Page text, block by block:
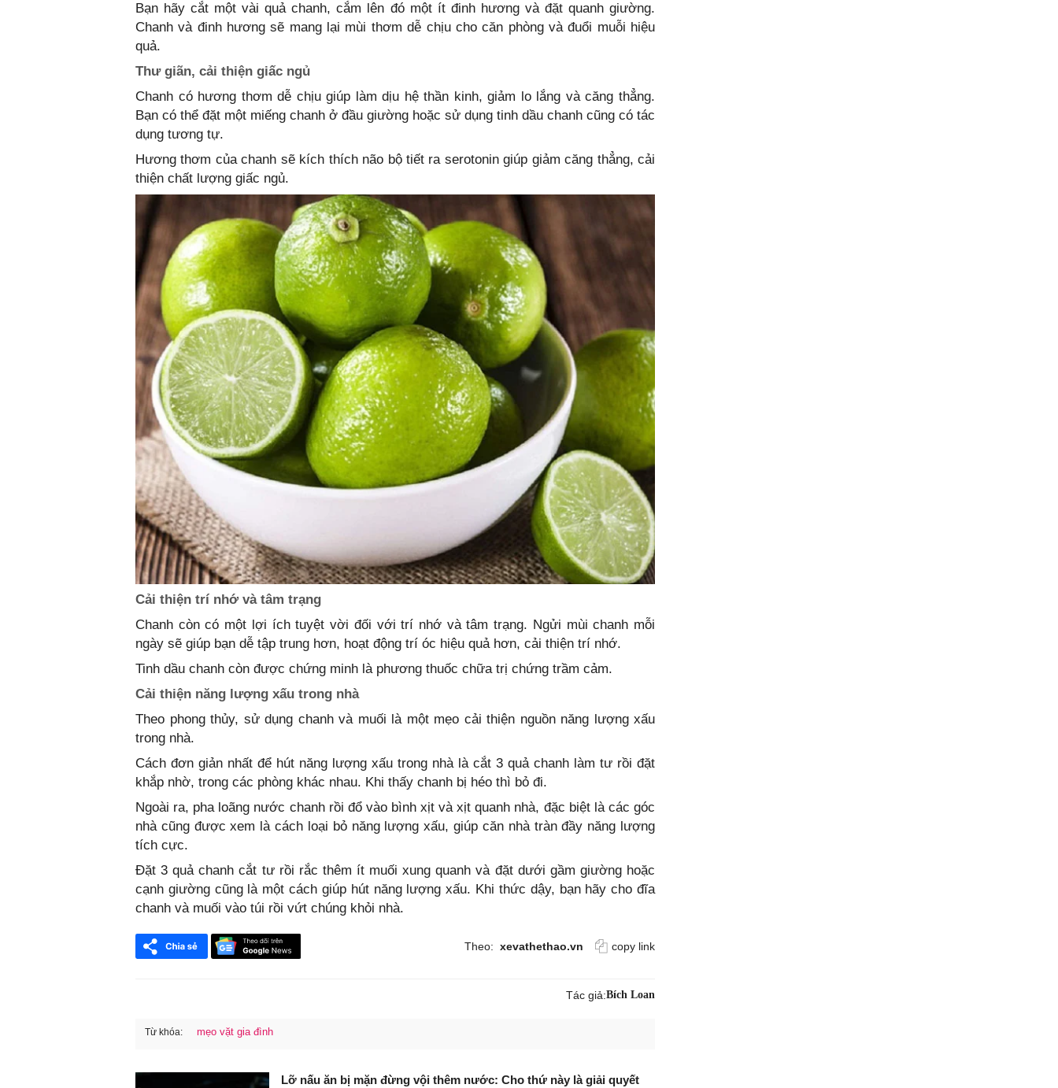
Bạn hãy cắt một vài quả chanh, cắm lên đó một ít đinh hương và đặt quanh giường.
Chanh và đinh hương sẽ mang lại mùi thơm dễ chịu cho căn phòng và đuổi muỗi hiệu
quả.
Thư giãn, cải thiện giấc ngủ
Chanh có hương thơm dễ chịu giúp làm dịu hệ thần kinh, giảm lo lắng và căng thẳng.
Bạn có thể đặt một miếng chanh ở đầu giường hoặc sử dụng tinh dầu chanh cũng có tác
dụng tương tự.
Hương thơm của chanh sẽ kích thích não bộ tiết ra serotonin giúp giảm căng thẳng, cải
thiện chất lượng giấc ngủ.
Cải thiện trí nhớ và tâm trạng
Chanh còn có một lợi ích tuyệt vời đối với trí nhớ và tâm trạng. Ngửi mùi chanh mỗi
ngày sẽ giúp bạn dễ tập trung hơn, hoạt động trí óc hiệu quả hơn, cải thiện trí nhớ.
Tinh dầu chanh còn được chứng minh là phương thuốc chữa trị chứng trầm cảm.
Cải thiện năng lượng xấu trong nhà
Theo phong thủy, sử dụng chanh và muối là một mẹo cải thiện nguồn năng lượng xấu
trong nhà.
Cách đơn giản nhất để hút năng lượng xấu trong nhà là cắt 3 quả chanh làm tư rồi đặt
khắp nhờ, trong các phòng khác nhau. Khi thấy chanh bị héo thì bỏ đi.
Ngoài ra, pha loãng nước chanh rồi đổ vào bình xịt và xịt quanh nhà, đặc biệt là các góc
nhà cũng được xem là cách loại bỏ năng lượng xấu, giúp căn nhà tràn đầy năng lượng
tích cực.
Đặt 3 quả chanh cắt tư rồi rắc thêm ít muối xung quanh và đặt dưới gầm giường hoặc
cạnh giường cũng là một cách giúp hút năng lượng xấu. Khi thức dậy, bạn hãy cho đĩa
chanh và muối vào túi rồi vứt chúng khỏi nhà.
Theo: xevathethao.vn copy link
Tác giả:Bích Loan
Từ khóa: mẹo vặt gia đình
Lỡ nấu ăn bị mặn đừng vội thêm nước: Cho thứ này là giải quyết